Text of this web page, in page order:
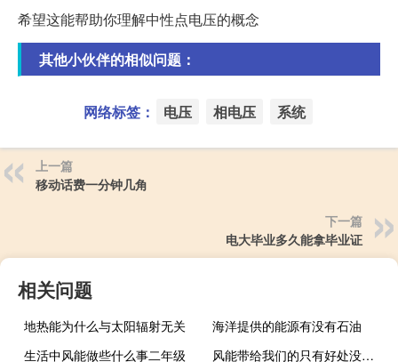
希望这能帮助你理解中性点电压的概念
其他小伙伴的相似问题：
网络标签： 电压 相电压 系统
上一篇
移动话费一分钟几角
下一篇
电大毕业多久能拿毕业证
相关问题
地热能为什么与太阳辐射无关
海洋提供的能源有没有石油
生活中风能做些什么事二年级
风能带给我们的只有好处没有坏处对吗